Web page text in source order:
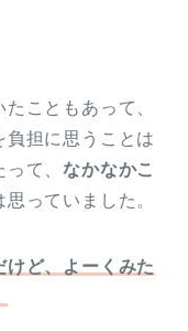
こともあって、
担に思うことは
って、なかなかこ
思っていました。
けど、よーくみた